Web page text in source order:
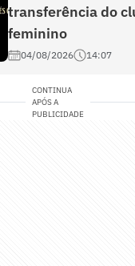
transferência do
feminino
04/08/2026 14:07
CONTINUA
APÓS A
PUBLICIDADE